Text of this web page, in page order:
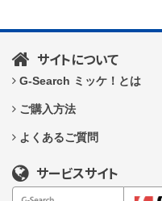
サイトについて
G-Search ミッケ！とは
ご購入方法
よくあるご質問
サービスサイト